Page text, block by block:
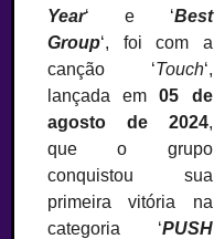
Year‘ e ‘Best
Group‘, foi com a
canção ‘Touch‘,
lançada em05 de
agosto de 2024,
que o grupo
conquistou sua
primeira vitória na
categoria ‘PUSH